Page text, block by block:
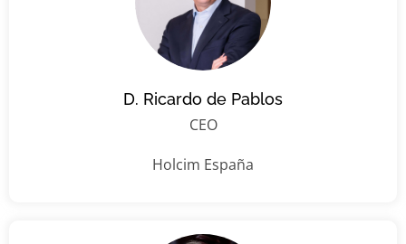
D. Ricardo de Pablos
CEO
Holcim España